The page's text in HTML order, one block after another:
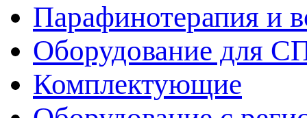
Парафинотерапия и
Оборудование для
Комплектующие